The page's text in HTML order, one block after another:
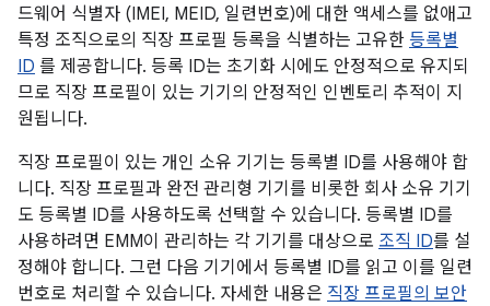
드웨어 식별자 (IMEI, MEID, 일련번호)에 대한 액세스를 없애고
특정 조직으로의 직장 프로필 등록을 식별하는 고유한 등록별
ID 를 제공합니다. 등록 ID는 초기화 시에도 안정적으로 유지되
므로 직장 프로필이 있는 기기의 안정적인 인벤토리 추적이 지
원됩니다.
직장 프로필이 있는 개인 소유 기기는 등록별 ID를 사용해야 합
니다. 직장 프로필과 완전 관리형 기기를 비롯한 회사 소유 기기
도 등록별 ID를 사용하도록 선택할 수 있습니다. 등록별 ID를
사용하려면 EMM이 관리하는 각 기기를 대상으로 조직 ID를 설
정해야 합니다. 그런 다음 기기에서 등록별 ID를 읽고 이를 일련
번호로 처리할 수 있습니다. 자세한 내용은 직장 프로필의 보안